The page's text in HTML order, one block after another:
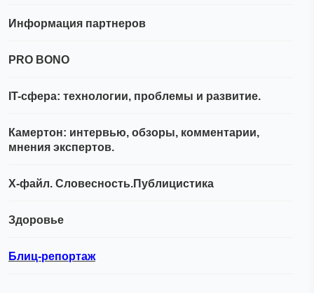
Информация партнеров
PRO BONO
IT-сфера: технологии, проблемы и развитие.
Камертон: интервью, обзоры, комментарии,
мнения экспертов.
Х-файл. Словесность.Публицистика
Здоровье
Блиц-репортаж